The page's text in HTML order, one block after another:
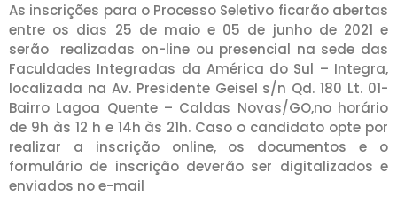
As inscrições para o Processo Seletivo ficarão abertas
entre os dias 25 de maio e 05 de junho de 2021 e
serão realizadas on-line ou presencial na sede das
Faculdades Integradas da América do Sul – Integra,
localizada na Av. Presidente Geisel s/n Qd. 180 Lt. 01-
Bairro Lagoa Quente – Caldas Novas/GO,no horário
de 9h às 12 h e 14h às 21h. Caso o candidato opte por
realizar a inscrição online, os documentos e o
formulário de inscrição deverão ser digitalizados e
enviados no e-mail